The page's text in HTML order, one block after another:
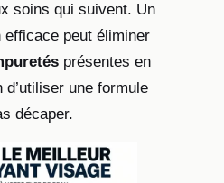
soins qui suivent. Un
efficace peut éliminer
présentes en
une formule
décaper.